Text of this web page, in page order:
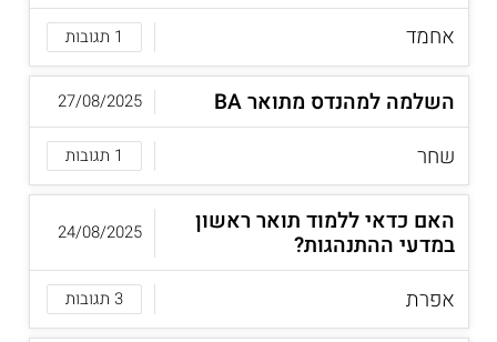
אחמד
1 תגובות
השלמה למהנדס מתואר BA
שחר
1 תגובות
27/08/2025
האם כדאי ללמוד תואר ראשון
במדעי ההתנהגות?
אפרת
3 תגובות
24/08/2025